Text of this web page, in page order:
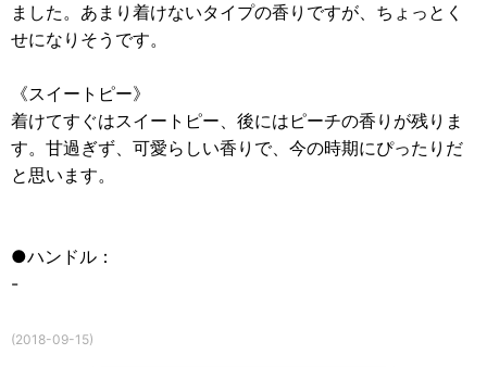
ました。あまり着けないタイプの香りですが、ちょっとく
せになりそうです。
《スイートピー》
着けてすぐはスイートピー、後にはピーチの香りが残りま
す。甘過ぎず、可愛らしい香りで、今の時期にぴったりだ
と思います。
●ハンドル：
-
(2018-09-15)